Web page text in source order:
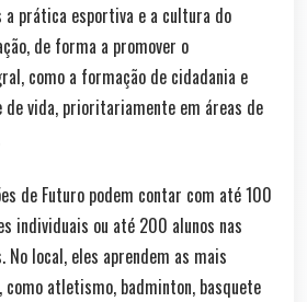
a prática esportiva e a cultura do
de forma a promover o
como a formação de cidadania e
vida, prioritariamente em áreas de
de Futuro podem contar com até 100
individuais ou até 200 alunos nas
local, eles aprendem as mais
atletismo, badminton, basquete